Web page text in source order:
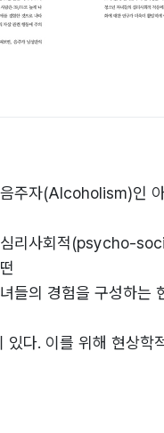
주자(Alcoholism)인
리사회적(psycho-
들의 경험을 구성하는
있다. 이를 위해 현상학